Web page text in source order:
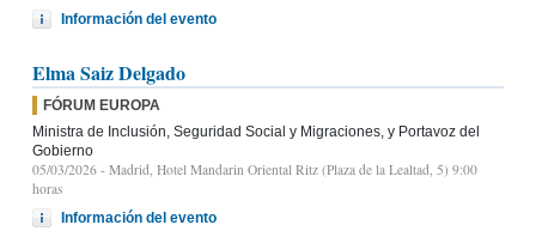
Información del evento
Elma Saiz Delgado
FÓRUM EUROPA
Ministra de Inclusión, Seguridad Social y Migraciones, y Portavoz del
Gobierno
05/03/2026 - Madrid, Hotel Mandarin Oriental Ritz (Plaza de la Lealtad, 5) 9:00
horas
Información del evento